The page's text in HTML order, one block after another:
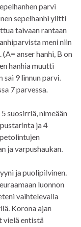
parvi
sepelhanhi ylitti
taivaan rantaan
meni niin
anser hanhi, B on
hanhia muutti
sai 9 linnun parvi.
7 parvessa.
suosirriä, nimeään
ja 4
ja varpushaukan.
ja puolipilvinen.
luonnon
vaihtelevalla
Korona ajan
vielä entistä